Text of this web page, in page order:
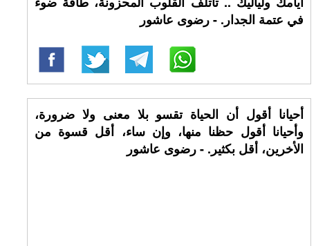
في عتمة الجدار. - رضوى عاشور
أحيانا أقول أن الحياة تقسو بلا معنى ولا ضرورة،
وأحيانا أقول حظنا منها، وإن ساء، أقل قسوة من
الأخرين، أقل بكثير. - رضوى عاشور